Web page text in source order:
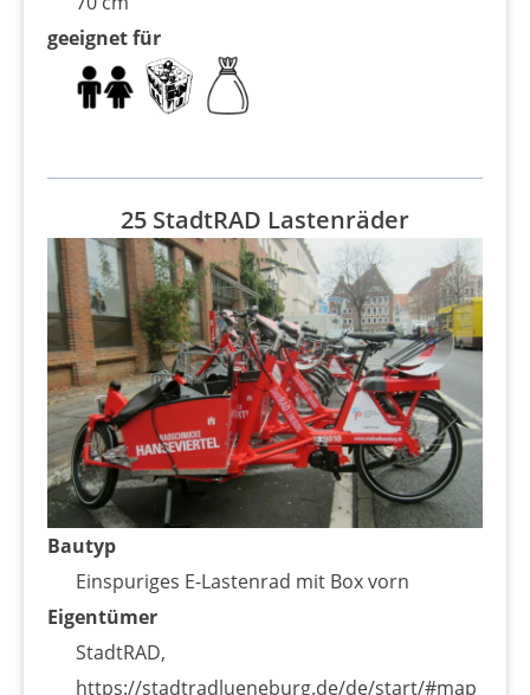
geeignet für
25 StadtRAD Lastenräder
Bautyp
Einspuriges E-Lastenrad mit Box vorn
Eigentümer
StadtRAD,
https://stadtradlueneburg.de/de/start/#map